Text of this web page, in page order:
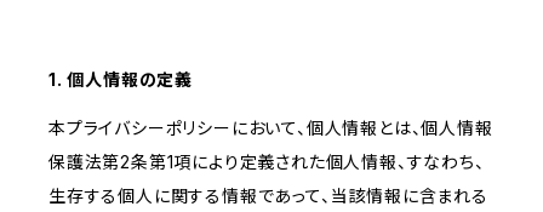
1. 個人情報の定義
本プライバシーポリシーにおいて、個人情報とは、個人情報
保護法第2条第1項により定義された個人情報、すなわち、
生存する個人に関する情報であって、当該情報に含まれる